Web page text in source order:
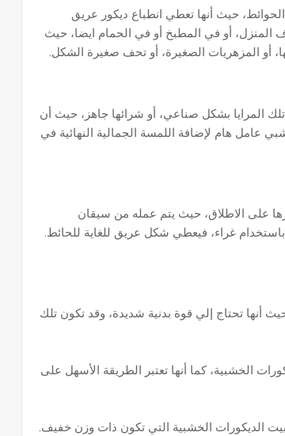
حيث أنها تعطي انطباع ديكور عريق
المنزل، أو في المطبخ أو في الحمام ايضا، حيث
أو المزهريات الصغيرة، أو تحف صغيرة الشكل.
المرايا بشكل صناعي، أو شرائها جاهز، حيث أن
عامل هام لإضافة اللمسة الجمالية النهائية في
على الاطلاق، حيث يتم عمله من سيقان
غراء، فيعطي شكل عريق للغاية للحائط.
أنها تحتاج إلي قوة بدنية شديدة، وقد تكون تلك
الخشبية، كما أنها تعتبر الطريقة الأسهل على
الديكورات الخشبية التي تكون ذات وزن خفيف.